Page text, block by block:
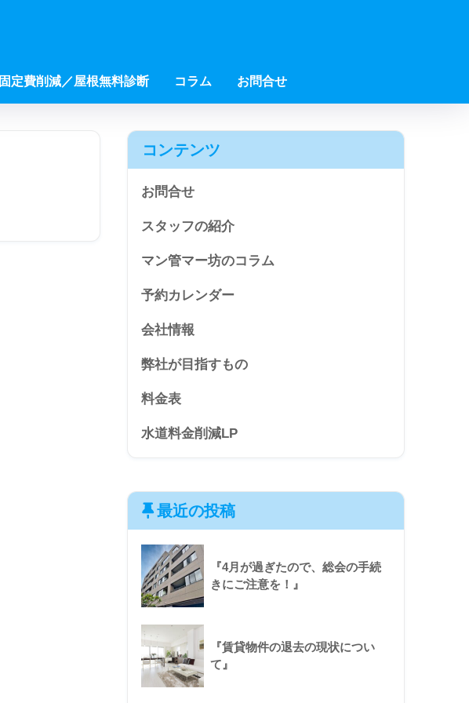
固定費削減／屋根無料診断 コラム お問合せ
コンテンツ
お問合せ
スタッフの紹介
マン管マー坊のコラム
予約カレンダー
会社情報
弊社が目指すもの
料金表
水道料金削減LP
最近の投稿
『4月が過ぎたので、総会の手続
きにご注意を！』
『賃貸物件の退去の現状につい
て』